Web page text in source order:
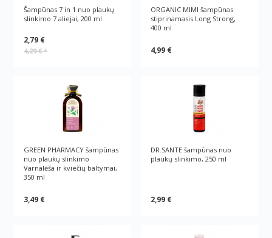
Šampūnas 7 in 1 nuo plaukų
slinkimo 7 aliejai, 200 ml
2,79 €
4,29 €*
ORGANIC MIMI šampūnas
stiprinamasis Long Strong,
400 ml
4,99 €
GREEN PHARMACY šampūnas
nuo plaukų slinkimo
Varnalėša ir kviečių baltymai,
350 ml
3,49 €
DR.SANTE šampūnas nuo
plaukų slinkimo, 250 ml
2,99 €